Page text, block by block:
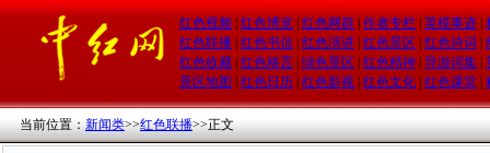
红色视频 红色博览 红色网群 作者专栏 英模事迹
红色联播 红色书信 红色演讲 红色景区 红色诗词
红色收藏 红色格言 绿色景区 红色精神 导游词集
景区地图
红色日历 红色影视 红色文化 红色课堂
当前位置： 新闻类>>红色联播>>正文